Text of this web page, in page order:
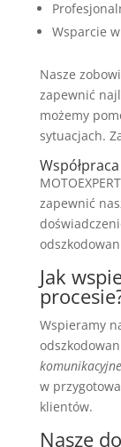
Wsparcie
Nasze
zapewnić
możemy
sytuacjach.
zapewnić
Jak
Wspieramy
komunikacyjne
w
klientów.
Nasze